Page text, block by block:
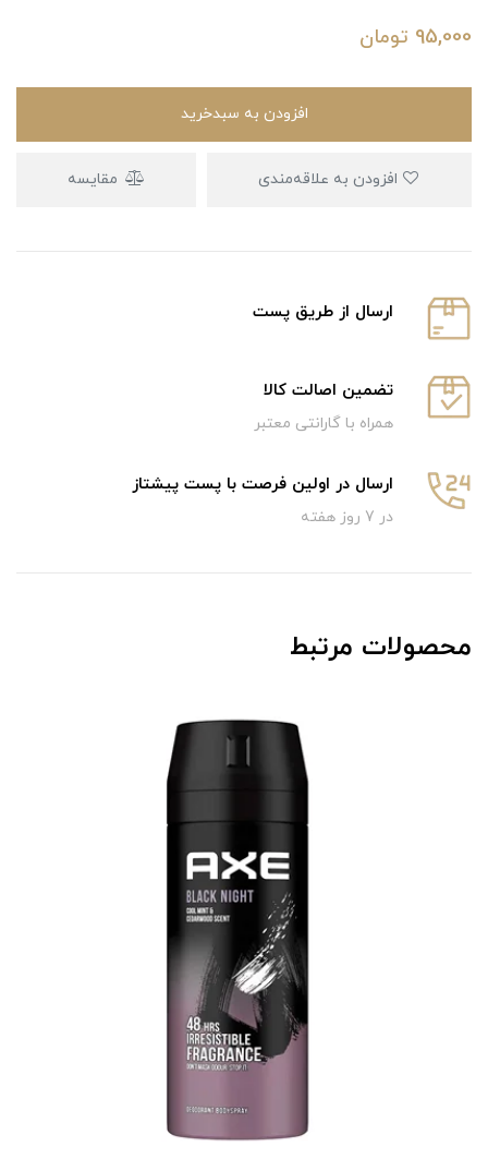
95,000 تومان
افزودن به سبدخرید
مقایسه
ارسال از طریق پست
تضمین اصالت کالا
همراه با گارانتی معتبر
ارسال در اولین فرصت با پست پیشتاز
در 7 روز هفته
محصولات مرتبط